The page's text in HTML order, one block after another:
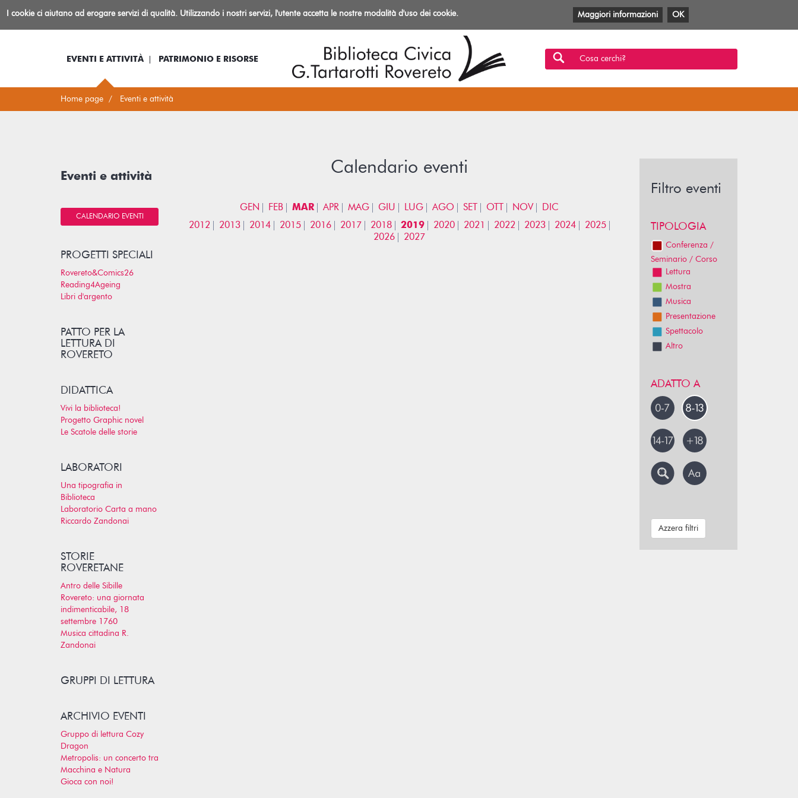
BibliotecaIo sono... Log-in Informazioni
Facebook
TwitterYouTube
Anobii
SBTMlol
EVENTI E ATTIVITÀ PATRIMONIO E RISORSE Cosa cerchi?
Home page Eventi e attività
Calendario eventi
GEN FEB MAR APR MAG GIU LUG AGO SET OTT NOV
DIC
2012
2013 2014 2015 2016 2017 2018 2019 2020 2021 2022 2023 2024
2025
2026
2027
Eventi e attività
CALENDARIO EVENTI
PROGETTI SPECIALI
Rovereto&Comics26
Reading4Ageing
Libri d'argento
PATTO PER LA
LETTURA DI
ROVERETO
DIDATTICA
Vivi la biblioteca!
Progetto Graphic novel
Le Scatole delle storie
LABORATORI
Una tipografia in
Biblioteca
Laboratorio Carta a mano
Riccardo Zandonai
STORIE
ROVERETANE
Antro delle Sibille
Rovereto: una giornata
indimenticabile, 18
settembre 1760
Musica cittadina R.
Zandonai
GRUPPI DI LETTURA
ARCHIVIO EVENTI
Gruppo di lettura Cozy
Dragon
Metropolis: un concerto tra
Macchina e Natura
Gioca con noi!
Filtro eventi
TIPOLOGIA
Conferenza /
Seminario / Corso
Lettura
Mostra
Musica
Presentazione
Spettacolo
Altro
ADATTO A
Azzera filtri
I cookie ci aiutano ad erogare servizi di qualità. Utilizzando i nostri servizi, l'utente accetta le nostre modalità d'uso dei cookie. Maggiori informazioni OK